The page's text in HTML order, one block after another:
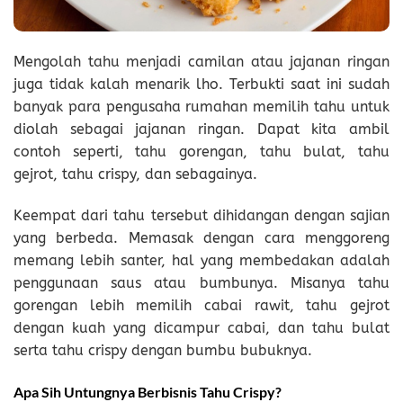
Mengolah tahu menjadi camilan atau jajanan ringan
juga tidak kalah menarik lho. Terbukti saat ini sudah
banyak para pengusaha rumahan memilih tahu untuk
diolah sebagai jajanan ringan. Dapat kita ambil
contoh seperti, tahu gorengan, tahu bulat, tahu
gejrot, tahu crispy, dan sebagainya.
Keempat dari tahu tersebut dihidangan dengan sajian
yang berbeda. Memasak dengan cara menggoreng
memang lebih santer, hal yang membedakan adalah
penggunaan saus atau bumbunya. Misanya tahu
gorengan lebih memilih cabai rawit, tahu gejrot
dengan kuah yang dicampur cabai, dan tahu bulat
serta tahu crispy dengan bumbu bubuknya.
Apa Sih Untungnya Berbisnis Tahu Crispy?